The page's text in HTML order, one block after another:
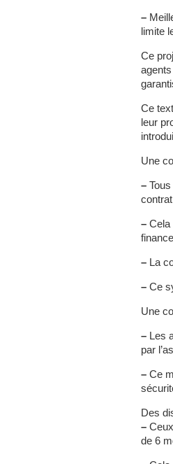
–
limite
Ce
Ce
leur
Une
–
– Cela
– La
– Ce
Une
– Les
par
– Ce
Des
–
de 6